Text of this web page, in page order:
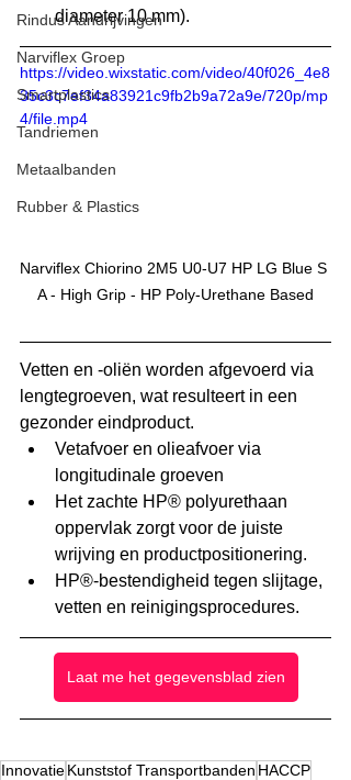
Rindus Aandrijvingen
Narviflex Groep
Smartplastics
Tandriemen
Metaalbanden
Rubber & Plastics
diameter 10 mm).
https://video.wixstatic.com/video/40f026_4e8
35c3c7ef34a83921c9fb2b9a72a9e/720p/mp
4/file.mp4
Narviflex Chiorino 2M5 U0-U7 HP LG Blue S
A - High Grip - HP Poly-Urethane Based
Vetten en -oliën worden afgevoerd via
lengtegroeven, wat resulteert in een
gezonder eindproduct.
Vetafvoer en olieafvoer via
longitudinale groeven
Het zachte HP® polyurethaan
oppervlak zorgt voor de juiste
wrijving en productpositionering.
HP®-bestendigheid tegen slijtage,
vetten en reinigingsprocedures.
Laat me het gegevensblad zien
InnovatieKunststof Transportbanden HACCP